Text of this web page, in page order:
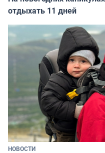
отдыхать 11 дней
НОВОСТИ